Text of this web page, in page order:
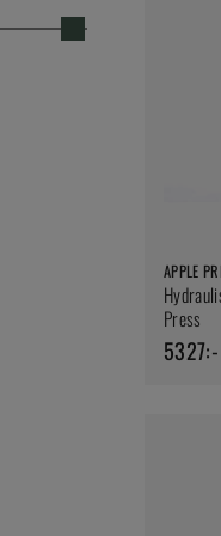
APPLE
Press
5327:-